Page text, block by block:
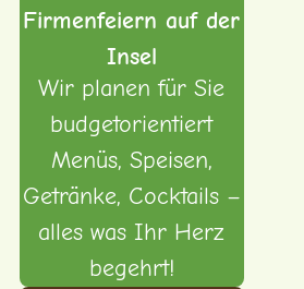
Firmenfeiern auf der
Insel
Wir planen für Sie
budgetorientiert
Menüs, Speisen,
Getränke, Cocktails –
alles was Ihr Herz
begehrt!